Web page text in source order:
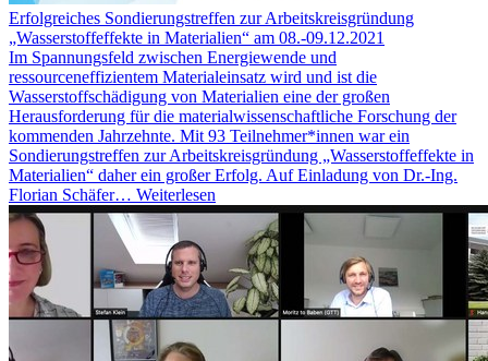
Erfolgreiches Sondierungstreffen zur Arbeitskreisgründung
„Wasserstoffeffekte in Materialien“ am 08.-09.12.2021
Im Spannungsfeld zwischen Energiewende und
ressourceneffizientem Materialeinsatz wird und ist die
Wasserstoffschädigung von Materialien eine der großen
Herausforderung für die materialwissenschaftliche Forschung der
kommenden Jahrzehnte. Mit 93 Teilnehmer*innen war ein
Sondierungstreffen zur Arbeitskreisgründung „Wasserstoffeffekte in
Materialien“ daher ein großer Erfolg. Auf Einladung von Dr.-Ing.
Florian Schäfer… Weiterlesen